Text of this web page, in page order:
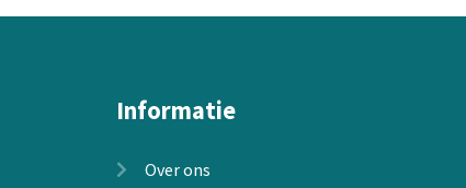
Informatie
Over ons